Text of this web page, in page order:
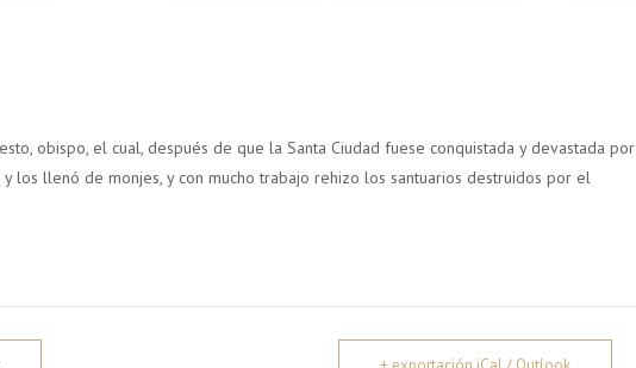
obispo, el cual, después de que la Santa Ciudad fuese conquistada y devastada por
los llenó de monjes, y con mucho trabajo rehizo los santuarios destruidos por el